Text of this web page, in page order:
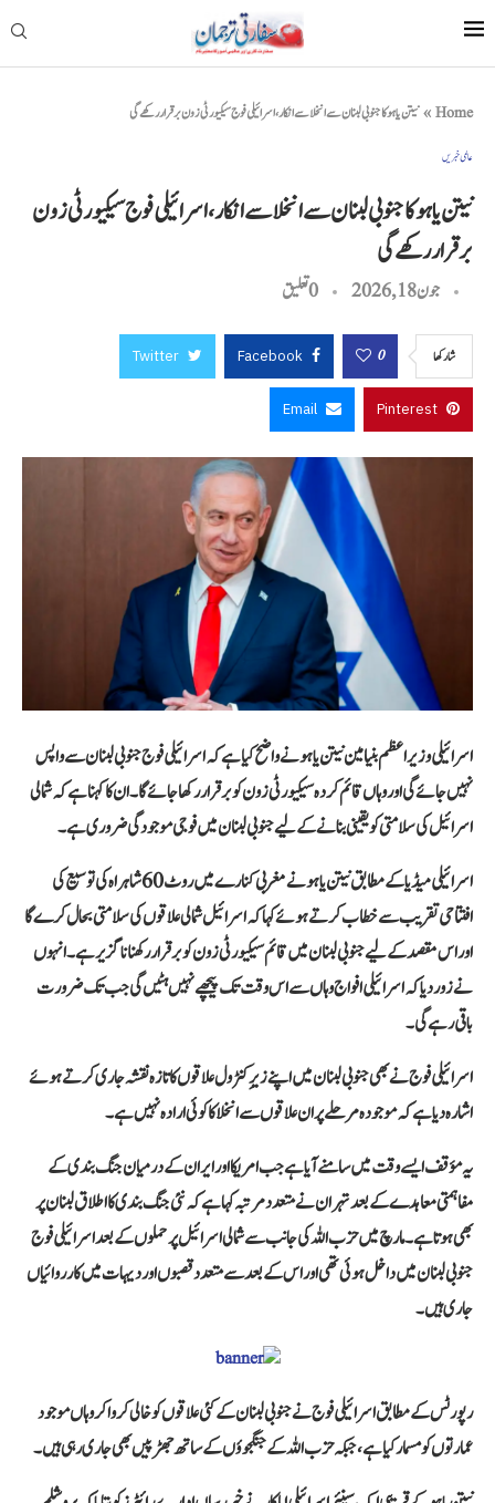
Home
»نیتن یاہو کا جنوبی لبنان سے انخلا سے انکار، اسرائیلی فوج سیکیورٹی زون برقرار رکھے گی
عالمی خبریں
نیتن یاہو کا جنوبی لبنان سے انخلا سے انکار، اسرائیلی فوج سیکیورٹی زون
برقرار رکھے گی
جون 18, 2026 0 تعليق
شاركها 0
Facebook
Twitter
Pinterest
Email
اسرائیلی وزیر اعظم بنیامین نیتن یاہو نے واضح کیا ہے کہ اسرائیلی فوج جنوبی لبنان سے واپس
نہیں جائے گی اور وہاں قائم کردہ سیکیورٹی زون کو برقرار رکھا جائے گا۔ ان کا کہنا ہے کہ شمالی
اسرائیل کی سلامتی کو یقینی بنانے کے لیے جنوبی لبنان میں فوجی موجودگی ضروری ہے۔
اسرائیلی میڈیا کے مطابق نیتن یاہو نے مغربی کنارے میں روٹ 60 شاہراہ کی توسیع کی
افتتاحی تقریب سے خطاب کرتے ہوئے کہا کہ اسرائیل شمالی علاقوں کی سلامتی بحال کرے گا
اور اس مقصد کے لیے جنوبی لبنان میں قائم سیکیورٹی زون کو برقرار رکھنا ناگزیر ہے۔ انہوں
نے زور دیا کہ اسرائیلی افواج وہاں سے اس وقت تک پیچھے نہیں ہٹیں گی جب تک ضرورت
باقی رہے گی۔
اسرائیلی فوج نے بھی جنوبی لبنان میں اپنے زیرِ کنٹرول علاقوں کا تازہ نقشہ جاری کرتے ہوئے
اشارہ دیا ہے کہ موجودہ مرحلے پر ان علاقوں سے انخلا کا کوئی ارادہ نہیں ہے۔
یہ مؤقف ایسے وقت میں سامنے آیا ہے جب امریکا اور ایران کے درمیان جنگ بندی کے
مفاہمتی معاہدے کے بعد تہران نے متعدد مرتبہ کہا ہے کہ نئی جنگ بندی کا اطلاق لبنان پر
بھی ہوتا ہے۔ مارچ میں حزب اللہ کی جانب سے شمالی اسرائیل پر حملوں کے بعد اسرائیلی فوج
جنوبی لبنان میں داخل ہوئی تھی اور اس کے بعد سے متعدد قصبوں اور دیہات میں کارروائیاں
جاری ہیں۔
رپورٹس کے مطابق اسرائیلی فوج نے جنوبی لبنان کے کئی علاقوں کو خالی کروا کر وہاں موجود
عمارتوں کو مسمار کیا ہے، جبکہ حزب اللہ کے جنگجوؤں کے ساتھ جھڑپیں بھی جاری رہی ہیں۔